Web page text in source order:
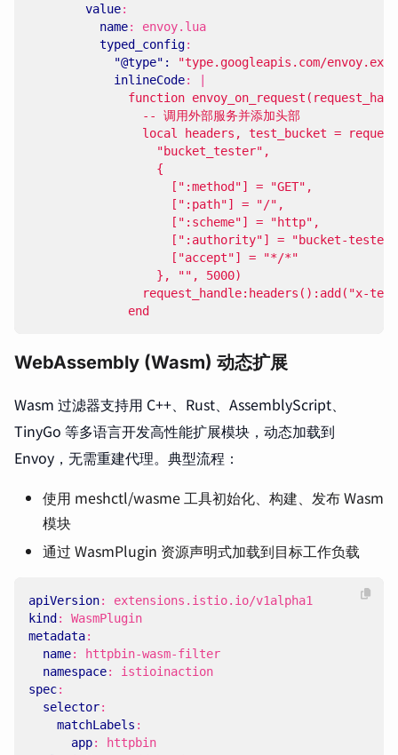
value:
name:
envoy.lua
typed_config:
"@type":
"type.googleapis.com/
inlineCode: |
              end
WebAssembly (Wasm) 动态扩展
Wasm 过滤器支持用 C++、Rust、AssemblyScript、
TinyGo 等多语言开发高性能扩展模块，动态加载到
Envoy，无需重建代理。典型流程：
使用 meshctl/wasme 工具初始化、构建、发布 Wasm
模块
通过 WasmPlugin 资源声明式加载到目标工作负载
apiVersion:
extensions.istio.io/v1alpha1
kind:
WasmPlugin
metadata:
name:
httpbin-wasm-filter
namespace:
istioinaction
spec:
selector:
matchLabels :
app:
httpbin